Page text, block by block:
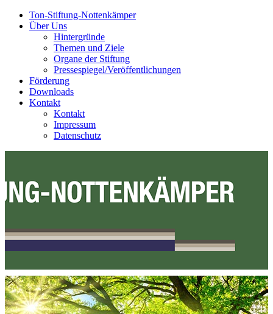
Ton-Stiftung-Nottenkämper
Über Uns
Hintergründe
Themen und Ziele
Organe der Stiftung
Pressespiegel/Veröffentlichungen
Förderung
Downloads
Kontakt
Kontakt
Impressum
Datenschutz